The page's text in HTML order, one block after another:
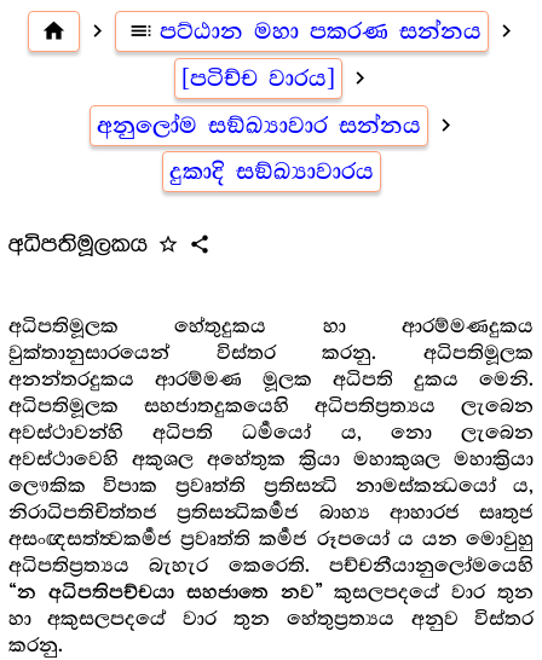
home navigate_next toc පට්ඨාන මහා පකරණ සන්නය navigate_next
[පටිච්ච වාරය] navigate_next
අනුලෝම සඞ්ඛ්‍යාවාර සන්නය navigate_next
දුකාදි සඞ්ඛ්‍යාවාරය
අධිපතිමූලකය star_outline share
අධිපතිමූලක හේතුදුකය හා ආරම්මණදුකය
වුක්තානුසාරයෙන් විස්තර කරනු. අධිපතිමූලක
අනන්තරදුකය ආරම්මණ මූලක අධිපති දුකය මෙනි.
අධිපතිමූලක සහජාතදුකයෙහි අධිපතිප්‍රත්‍යය ලැබෙන
අවස්ථාවන්හි අධිපති ධර්‍මයෝ ය, නො ලැබෙන
අවස්ථාවෙහි අකුශල අහේතුක ක්‍රියා මහාකුශල මහාක්‍රියා
ලෞකික විපාක ප්‍රවෘත්ති ප්‍රතිසන්‍ධි නාමස්කන්‍ධයෝ ය,
නිරාධිපතිචිත්තජ ප්‍රතිසන්‍ධිකර්‍මජ බාහ්‍ය ආහාරජ සෘතුජ
අසංඥසත්ත්‍වකර්‍මජ ප්‍රවෘත්ති කර්‍මජ රූපයෝ ය යන මොවුහු
අධිපතිප්‍රත්‍යය බැහැර කෙරෙති. පච්චනීයානුලෝමයෙහි
“න අධිපතිපච්චයා සහජාතෙ නව”කුසලපදයේ වාර තුන
හා අකුසලපදයේ වාර තුන හේතුප්‍රත්‍යය අනුව විස්තර
කරනු.